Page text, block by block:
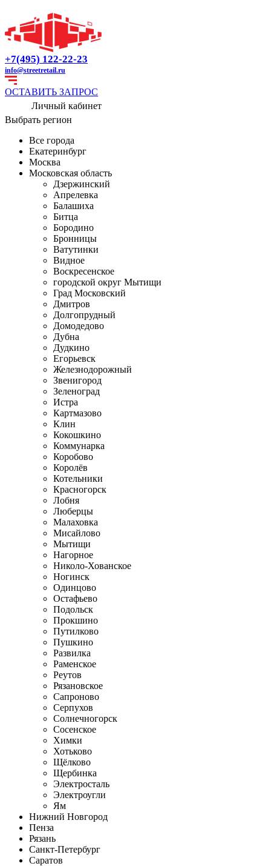
+7(495) 122-22-23
info@streetretail.ru
ОСТАВИТЬ ЗАПРОС
Личный кабинет
Выбрать регион
Все города
Екатеринбург
Москва
Московская область
Дзержинский
Апрелевка
Балашиха
Битца
Бородино
Бронницы
Ватутинки
Видное
Воскресенское
городской округ Мытищи
Град Московский
Дмитров
Долгопрудный
Домодедово
Дубна
Дудкино
Егорьевск
Железнодорожный
Звенигород
Зеленоград
Истра
Картмазово
Клин
Кокошкино
Коммунарка
Коробово
Королёв
Котельники
Красногорск
Лобня
Люберцы
Малаховка
Мисайлово
Мытищи
Нагорное
Николо-Хованское
Ногинск
Одинцово
Остафьево
Подольск
Прокшино
Путилково
Пушкино
Развилка
Раменское
Реутов
Рязановское
Сапроново
Серпухов
Солнечногорск
Сосенское
Химки
Хотьково
Щёлково
Щербинка
Электросталь
Электроугли
Ям
Нижний Новгород
Пенза
Рязань
Санкт-Петербург
Саратов